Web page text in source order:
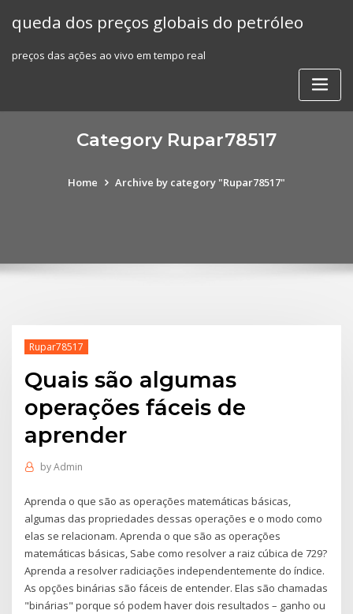
queda dos preços globais do petróleo
preços das ações ao vivo em tempo real
Category Rupar78517
Home Archive by category "Rupar78517"
Rupar78517
Quais são algumas
operações fáceis de
aprender
byAdmin
Aprenda o que são as operações matemáticas básicas,
algumas das propriedades dessas operações e o modo como
elas se relacionam. Aprenda o que são as operações
matemáticas básicas, Sabe como resolver a raiz cúbica de 729?
Aprenda a resolver radiciações independentemente do índice.
As opções binárias são fáceis de entender. Elas são chamadas
"binárias" porque só podem haver dois resultados – ganho ou